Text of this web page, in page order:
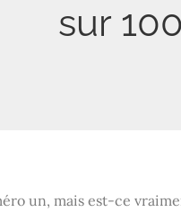
sur
un, mais est-ce